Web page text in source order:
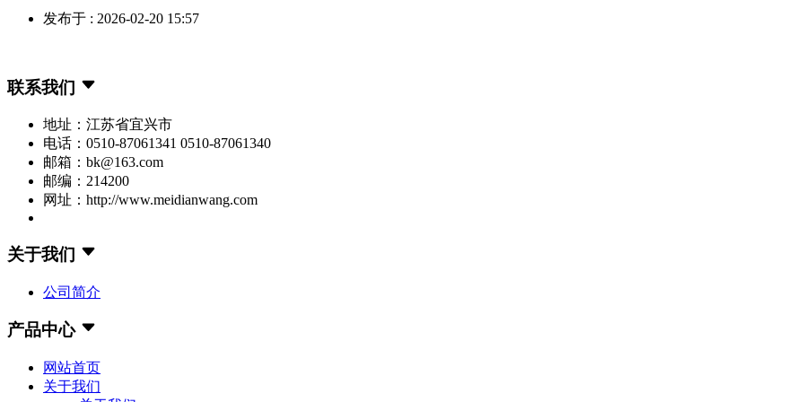
发布于 : 2026-02-20 15:57
联系我们
地址：江苏省宜兴市
电话：0510-87061341 0510-87061340
邮箱：bk@163.com
邮编：214200
网址：http://www.meidianwang.com
关于我们
公司简介
产品中心
网站首页
关于我们